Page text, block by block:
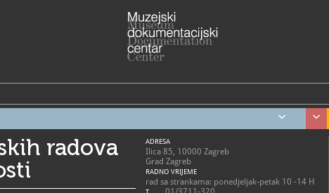
radova
ADRESA
Ilica 85, 10000 Zagreb
Grad Zagreb
RADNO VRIJEME
rad sa strankama: ponedjeljak-petak 10 -14 H